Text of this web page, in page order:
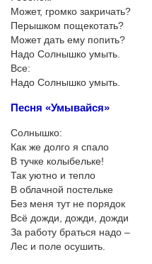
Может, громко закричать?
Перышком пощекотать?
Может дать ему попить?
Надо Солнышко умыть.
Все:
Надо Солнышко умыть.
Песня «Умывайся»
Солнышко:
Как же долго я спало
В тучке колыбельке!
Так уютно и тепло
В облачной постельке
Без меня тут не порядок
Всё дожди, дожди, дожди
За работу браться надо –
Лес и поле осушить.